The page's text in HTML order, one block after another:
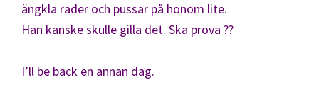
ängkla rader och pussar på honom lite.
Han kanske skulle gilla det. Ska pröva ??
I’ll be back en annan dag.